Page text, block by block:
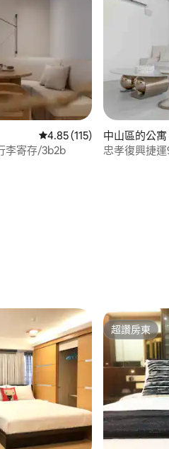
滿分 5 分）
從 115 則評價中獲得 4.85
4.85 (115)
李寄存/3b2b
中山區的公寓
忠孝復興捷
超讚房東
超讚房東